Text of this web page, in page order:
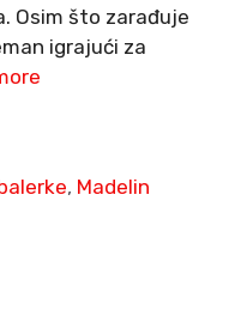
Osim što zarađuje
igrajući za
, Madelin